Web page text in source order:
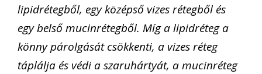
lipidrétegből, egy középső vizes rétegből és
egy belső mucinrétegből. Míg a lipidréteg a
könny párolgását csökkenti, a vizes réteg
táplálja és védi a szaruhártyát, a mucinréteg